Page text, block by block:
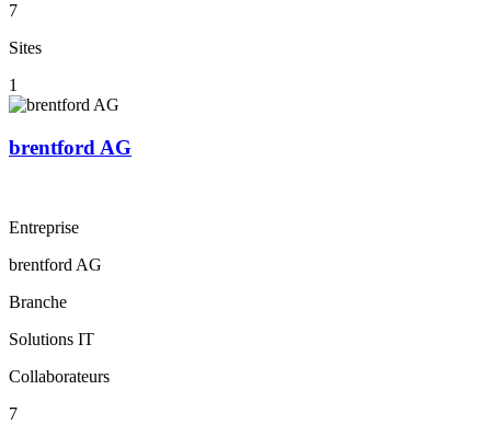
7
Sites
1
brentford AG
Entreprise
brentford AG
Branche
Solutions IT
Collaborateurs
7